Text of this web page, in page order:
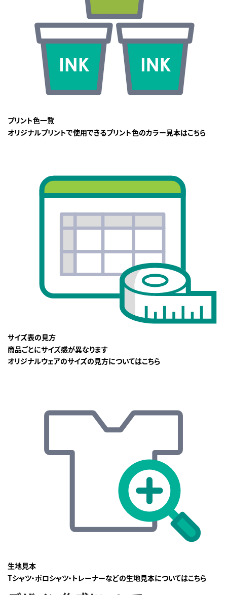
プリント色一覧
オリジナルプリントで使用できるプリント色のカラー見本はこちら
サイズ表の見方
商品ごとにサイズ感が異なります
オリジナルウェアのサイズの見方についてはこちら
生地見本
Tシャツ・ポロシャツ・トレーナーなどの生地見本についてはこちら